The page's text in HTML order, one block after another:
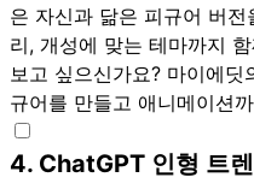
은 자신과 닮은 피규어 버
리, 개성에 맞는 테마까지
보고 싶으신가요? 마이에딧
규어를 만들고 애니메이션
4. ChatGPT 인형 트